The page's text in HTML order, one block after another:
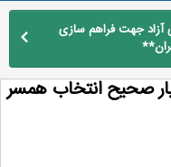
جهت فراهم سازی
صحیح انتخاب همسر